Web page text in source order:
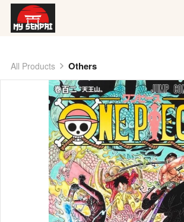
All Products Others